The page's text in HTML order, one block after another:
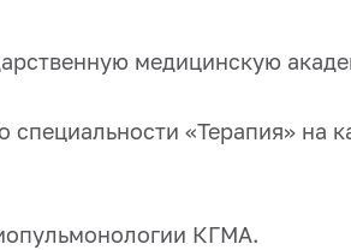
медицинскую
специальности «Терапия» на
КГМА.